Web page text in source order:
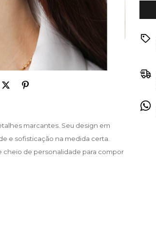
marcantes. Seu design em
e sofisticação na medida certa.
cheio de personalidade para compor